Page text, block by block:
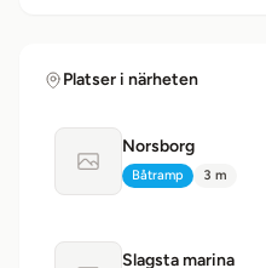
Platser i närheten
Ingen bild tillgänglig
Norsborg
Typ:
Båtramp Avstånd:
3 m
Slagsta marina